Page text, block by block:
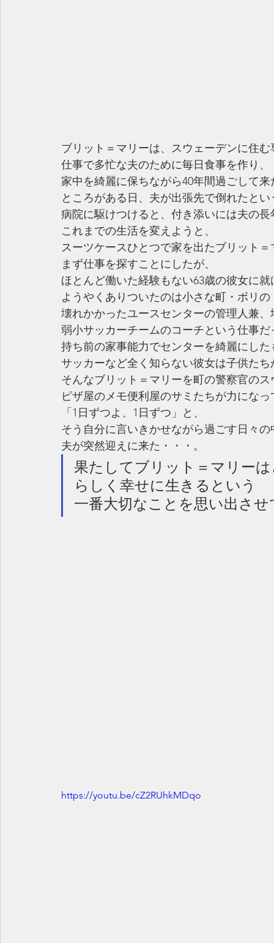
ブリット＝マリーは、スウェーデンに住む
仕事で多忙な夫のために毎日食事を作り、
家中を綺麗に保ちながら40年間過ごして来
ところがある日、夫が出張先で倒れたと
病院に駆けつけると、付き添いには夫の
これまでの生活を変えようと、
スーツケースひとつで家を出たブリット＝
まず仕事を探すことにしたが、
ほとんど働いた経験もない63歳の彼女に
ようやくありついたのは小さな町・ボリの
壊れかかったユースセンターの管理人兼
弱小サッカーチームのコーチという仕事だ
持ち前の家事能力でセンターを綺麗にした
サッカーなど全く知らない彼女は子供た
そんなブリット＝マリーを町の警察官のス
ピザ屋のメモ便利屋のサミたちが力にな
「1日ずつよ、1日ずつ」と、
そう自分に言いきかせながら過ごす日々の
夫が突然迎えに来た・・・。
果たしてブリット＝マリー
らしく幸せに生きるという
一番大切なことを思い出さ
https://youtu.be/cZ2RUhkMDqo